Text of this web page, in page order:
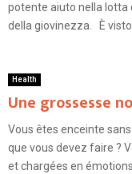
potente aiuto nella lotta
della giovinezza. È
Health
Une grossesse
Vous êtes enceinte
que vous devez faire ?
et chargées en